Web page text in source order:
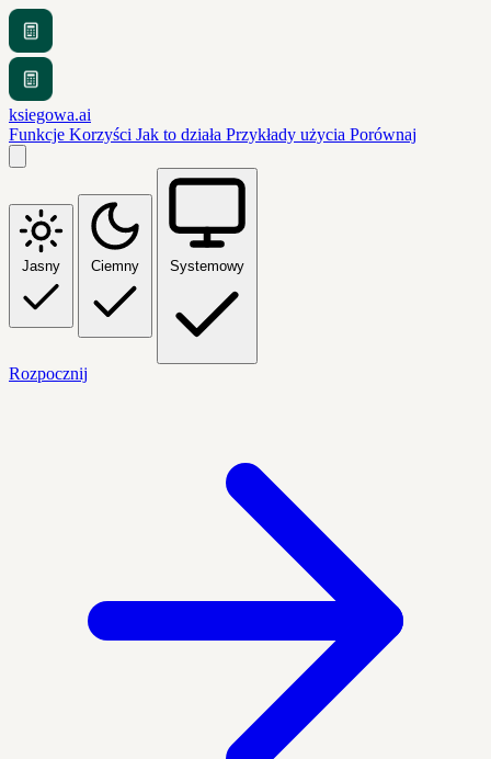
ksiegowa.ai
Funkcje Korzyści Jak to działa Przykłady użycia Porównaj
Jasny Ciemny Systemowy
Rozpocznij